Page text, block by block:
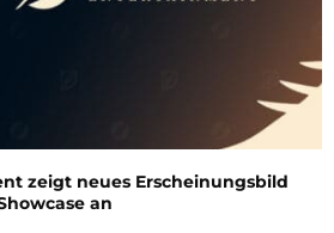
zeigt neues Erscheinungsbild
an